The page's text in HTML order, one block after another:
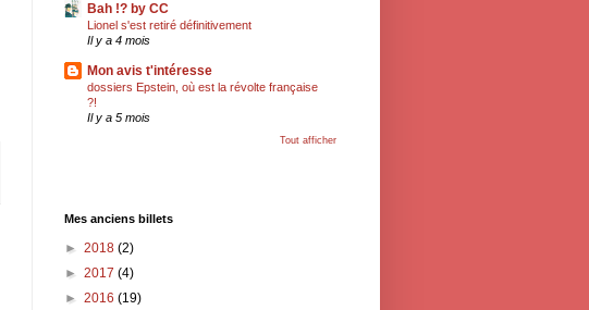
Bah !? by CC
Lionel s'est retiré définitivement
Il y a 4 mois
Mon avis t'intéresse
dossiers Epstein, où est la révolte française
?!
Il y a 5 mois
Tout afficher
Mes anciens billets
► 2018 (2)
► 2017 (4)
► 2016 (19)